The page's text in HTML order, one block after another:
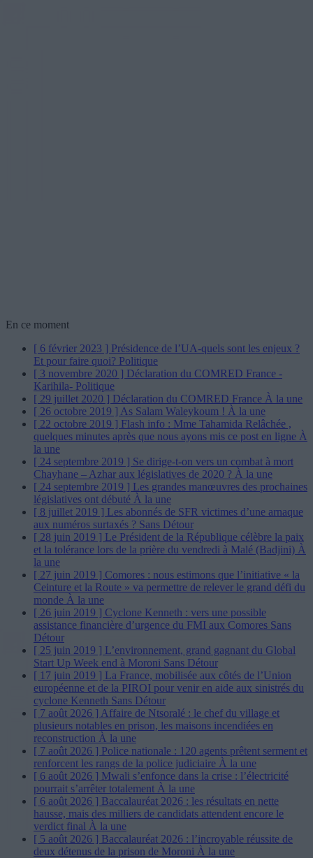
En ce moment
[ 6 février 2023 ] Présidence de l’UA-quels sont les enjeux ?
Et pour faire quoi? Politique
[ 3 novembre 2020 ] Déclaration du COMRED France -
Karihila- Politique
[ 29 juillet 2020 ] Déclaration du COMRED France À la une
[ 26 octobre 2019 ] As Salam Waleykoum ! À la une
[ 22 octobre 2019 ] Flash info : Mme Tahamida Relâchée ,
quelques minutes après que nous ayons mis ce post en ligne À
la une
[ 24 septembre 2019 ] Se dirige-t-on vers un combat à mort
Chayhane – Azhar aux législatives de 2020 ? À la une
[ 24 septembre 2019 ] Les grandes manœuvres des prochaines
législatives ont débuté À la une
[ 8 juillet 2019 ] Les abonnés de SFR victimes d’une arnaque
aux numéros surtaxés ? Sans Détour
[ 28 juin 2019 ] Le Président de la République célèbre la paix
et la tolérance lors de la prière du vendredi à Malé (Badjini) À
la une
[ 27 juin 2019 ] Comores : nous estimons que l’initiative « la
Ceinture et la Route » va permettre de relever le grand défi du
monde À la une
[ 26 juin 2019 ] Cyclone Kenneth : vers une possible
assistance financière d’urgence du FMI aux Comores Sans
Détour
[ 25 juin 2019 ] L’environnement, grand gagnant du Global
Start Up Week end à Moroni Sans Détour
[ 17 juin 2019 ] La France, mobilisée aux côtés de l’Union
européenne et de la PIROI pour venir en aide aux sinistrés du
cyclone Kenneth Sans Détour
[ 7 août 2026 ] Affaire de Ntsoralé : le chef du village et
plusieurs notables en prison, les maisons incendiées en
reconstruction À la une
[ 7 août 2026 ] Police nationale : 120 agents prêtent serment et
renforcent les rangs de la police judiciaire À la une
[ 6 août 2026 ] Mwali s’enfonce dans la crise : l’électricité
pourrait s’arrêter totalement À la une
[ 6 août 2026 ] Baccalauréat 2026 : les résultats en nette
hausse, mais des milliers de candidats attendent encore le
verdict final À la une
[ 5 août 2026 ] Baccalauréat 2026 : l’incroyable réussite de
deux détenus de la prison de Moroni À la une